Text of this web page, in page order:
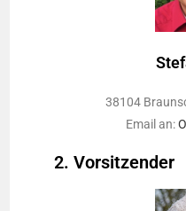
38104
Email an:
2. Vorsitzender